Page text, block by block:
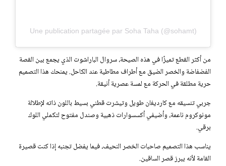
Une publication partagée par Soha Taha (@sohamt)
من أكثر القطع تميزًا في هذه الصيحة، سروال الباراشوت الذي يجمع بين القصة
الفضفاضة والخصر الضيق مع أطراف مطاطية عند الكاحل. يمنحك هذا التصميم
حرية مطلقة في الحركة مع لمسة عصرية أنيقة.
جربي تنسيقه مع كارديغان طويل وتيشرت قطني بسيط باللون ذاته لإطلالة
مونوكروم ناعمة، وأضيفي أكسسوارات ذهبية وصندل مفتوح لتكملي اللوك
برقي.
يناسب هذا التصميم صاحبات الخصر النحيف، فيما يفضل تجنبه إذا كنت قصيرة
القامة لأنه يبرز قصر الساقين.